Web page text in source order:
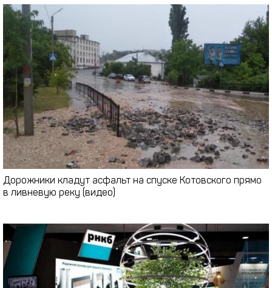
Дорожники кладут асфальт на спуске Котовского прямо
в ливневую реку (видео)